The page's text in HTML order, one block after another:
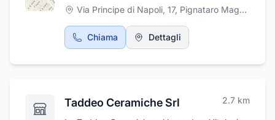
Via Principe di Napoli, 17, Pignataro Maggiore
Chiama Dettagli
Taddeo Ceramiche Srl 2.7 km